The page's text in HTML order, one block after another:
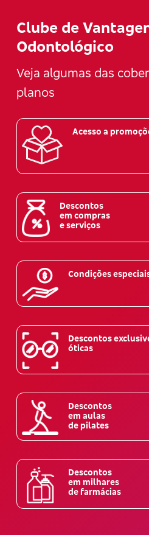
Clube de
Odontológico
Veja algumas das
planos
Acesso a
Descontos
em compras
e serviços
Condições
Descontos
óticas
Descontos
em aulas
de pilates
Descontos
em milhares
de farmácias